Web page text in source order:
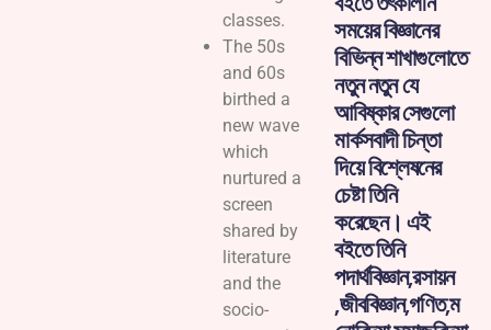
classes.
The 50s
and 60s
birthed a
new wave
which
nurtured a
screen
shared by
literature
and the
socio-
সময়ের বিজ্ঞানের
বিভিন্ন শাখাগুলোতে
নতুন নতুন যে
আবিষ্কার সেগুলো
মার্কসবাদী চিন্তা
দিয়ে বিশ্লেষনের
চেষ্টা তিনি
করেছেন। এই
বইতে তিনি
পদার্থবিজ্ঞান,রসায়ন
,জীববিজ্ঞান,গণিত,ম